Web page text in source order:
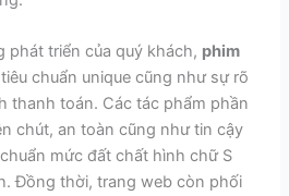
phát triển của quý khách, phim
chuẩn unique cũng như sự rõ
thanh toán. Các tác phẩm phần
chút, an toàn cũng như tin cậy
mức đất chất hình chữ S
Đồng thời, trang web còn phối